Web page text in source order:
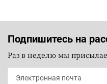
Подпишитесь на
Раз в неделю мы